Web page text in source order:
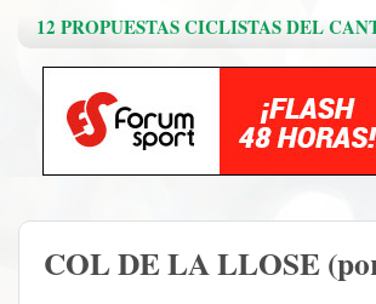
12 PROPUESTAS CICLISTAS DEL
COL DE LA LLOSE